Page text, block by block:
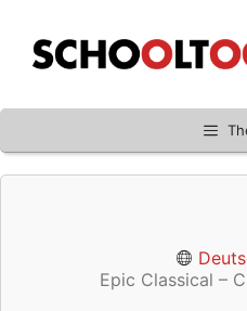
Inhalt
springen
Epic Classical –